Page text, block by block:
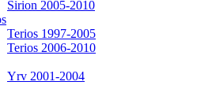
Sirion 2005-2010
Terios 1997-2005
Terios 2006-2010
Yrv 2001-2004